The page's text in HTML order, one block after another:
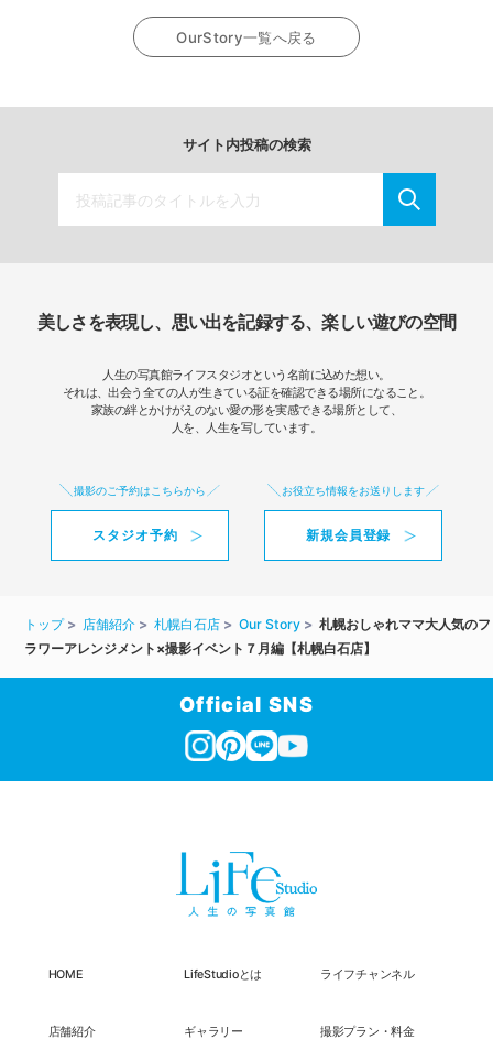
OurStory一覧へ戻る
サイト内投稿の検索
美しさを表現し、思い出を記録する、楽しい遊びの空間
人生の写真館ライフスタジオという名前に込めた想い。
それは、出会う全ての人が生きている証を確認できる場所になること。
家族の絆とかけがえのない愛の形を実感できる場所として、
人を、人生を写しています。
撮影のご予約はこちらから
スタジオ予約
お役立ち情報をお送りします
新規会員登録
トップ 店舗紹介 札幌白石店 Our Story
札幌おしゃれママ大人気のフ
ラワーアレンジメント×撮影イベント７月編【札幌白石店】
Official SNS
HOME LifeStudioとは ライフチャンネル
店舗紹介 ギャラリー 撮影プラン・料金